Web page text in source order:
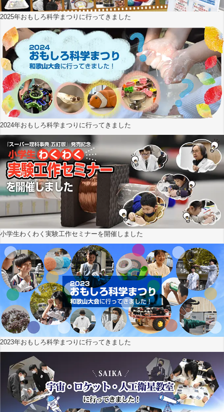
2025年おもしろ科学まつりに行ってきました
2024年おもしろ科学まつりに行ってきました
小学生わくわく実験工作セミナーを開催しました
2023年おもしろ科学まつりに行ってきました